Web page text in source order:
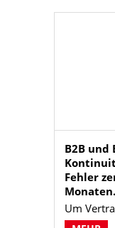
B2B und
Fehler
Monaten.
Um
einen